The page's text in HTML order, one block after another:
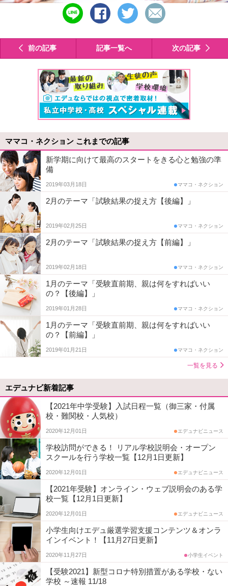
line
で
る
シ
ェ
す
る
ツ
イ
ト
す
る
メ
ー
で
る
前の記事 記事一覧へ 次の記事
ママコ・ネクション これまでの記事
新学期に向けて最高のスタートをきる心と勉強の準
備
2019年03月18日 ママコ・ネクション
2月のテーマ「試験結果の捉え方【後編】」
2019年02月25日 ママコ・ネクション
2月のテーマ「試験結果の捉え方【前編】」
2019年02月18日 ママコ・ネクション
1月のテーマ「受験直前期、親は何をすればいい
の？【後編】」
2019年01月28日 ママコ・ネクション
1月のテーマ「受験直前期、親は何をすればいい
の？【前編】」
2019年01月21日 ママコ・ネクション
一覧を見る
エデュナビ新着記事
【2021年中学受験】入試日程一覧（御三家・付属
校・難関校・人気校）
2020年12月01日 エデュナビニュース
学校訪問ができる！ リアル学校説明会・オープン
スクールを行う学校一覧【12月1日更新】
2020年12月01日 エデュナビニュース
【2021年受験】オンライン・ウェブ説明会のある学
校一覧【12月1日更新】
2020年12月01日 エデュナビニュース
小学生向けエデュ厳選学習支援コンテンツ＆オンラ
インイベント！【11月27日更新】
2020年11月27日 小学生イベント
【受験2021】新型コロナ特別措置がある学校・ない
学校 ～速報 11/18